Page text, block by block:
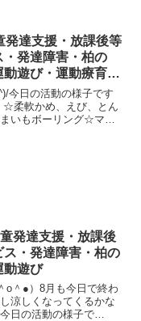
達支援・放課後等
・発達障害・柏の
遊び・運動療育・
楽しい療育
今日の活動の様子です
☆柔軟かめ、えび、とん
もボーリング☆マッ
発達支援・放課後
ス・発達障害・柏の
動遊び
o＾●）8月も今日で終わ
涼しくなってくるかな
日の活動の様子で